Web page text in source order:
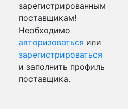
зарегистрированным
поставщикам!
Необходимо
авторизоваться или
зарегистрироваться
и заполнить профиль
поставщика.